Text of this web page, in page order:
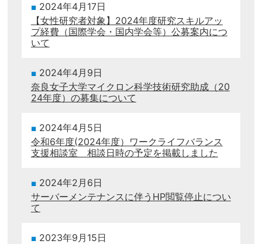
2024年4月17日
【女性研究者対象】2024年度研究スキルアッ
プ経費（国際学会・国内学会等）公募案内につ
いて
2024年4月9日
奈良女子大学マイクロン科学技術研究助成（20
24年度）の募集について
2024年4月5日
令和6年度(2024年度）ワークライフバランス
支援相談室 相談日時の予定を掲載しました
2024年2月6日
サーバーメンテナンスに伴うHP閲覧停止につい
て
2023年9月15日